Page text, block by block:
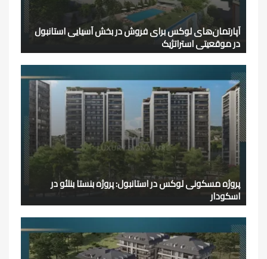
آپارتمان‌های لوکس برای فروش در بخش آسیایی استانبول
در موقعیتی استراتژیک
پروژه مسکونی لوکس در استانبول: پروژه بنستا بنلئو در
اسکودار